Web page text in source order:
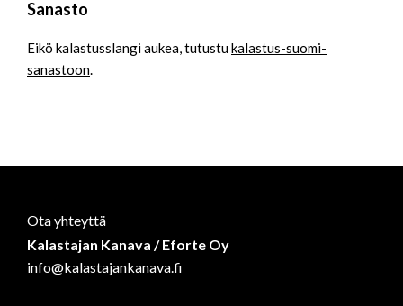
Sanasto
Eikö kalastusslangi aukea, tutustukalastus-suomi-
sanastoon.
Ota yhteyttä
Kalastajan Kanava / Eforte Oy
info@kalastajankanava.fi